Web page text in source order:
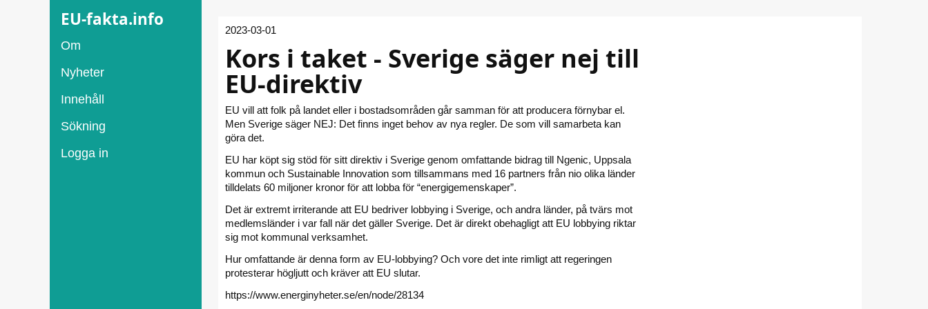
EU-fakta.info
Om
Nyheter
Innehåll
Sökning
Logga in
2023-03-01
Kors i taket - Sverige säger nej till
EU-direktiv
EU vill att folk på landet eller i bostadsområden går samman för att producera förnybar el.
Men Sverige säger NEJ: Det finns inget behov av nya regler. De som vill samarbeta kan
göra det.
EU har köpt sig stöd för sitt direktiv i Sverige genom omfattande bidrag till Ngenic, Uppsala
kommun och Sustainable Innovation som tillsammans med 16 partners från nio olika länder
tilldelats 60 miljoner kronor för att lobba för “energigemenskaper”.
Det är extremt irriterande att EU bedriver lobbying i Sverige, och andra länder, på tvärs mot
medlemsländer i var fall när det gäller Sverige. Det är direkt obehagligt att EU lobbying riktar
sig mot kommunal verksamhet.
Hur omfattande är denna form av EU-lobbying? Och vore det inte rimligt att regeringen
protesterar högljutt och kräver att EU slutar.
https://www.energinyheter.se/en/node/28134